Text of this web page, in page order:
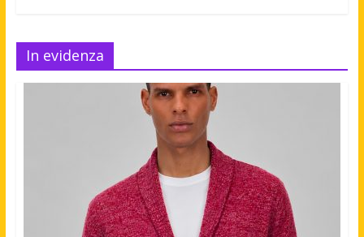
In evidenza